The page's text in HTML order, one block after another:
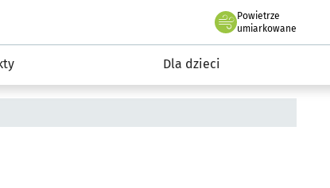
Powietrze
we Wrocławiu
umiarkowane
Dla dzieci